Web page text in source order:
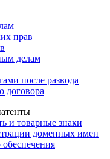
прав
делам
после развода
договора
и товарные знаки
доменных имен